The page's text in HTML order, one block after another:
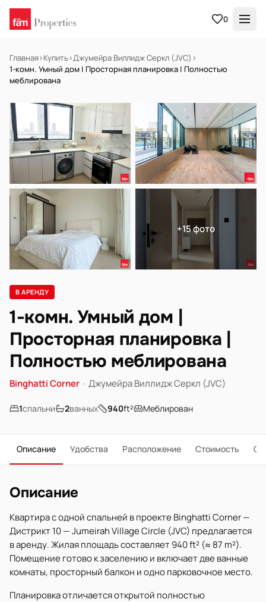
0
Главная›Купить›Джумейра Виллидж Серкл (JVC) ›
1-комн. Умный дом | Просторная планировка | Полностью
меблирована
В АРЕНДУ Готов к заселению
+15 фото
В АРЕНДУ
1-комн. Умный дом |
Просторная планировка |
Полностью меблирована
Binghatti Corner · Джумейра Виллидж Серкл (JVC)
1спальни 2ванных 940ft² Меблирован
Описание Удобства Расположение Стоимость О
Описание
Квартира с одной спальней в проекте Binghatti Corner —
Дистрикт 10 — Jumeirah Village Circle (JVC) предлагается
в аренду. Жилая площадь составляет 940 ft² (≈ 87 m²).
Помещение готово к заселению и включает две ванные
комнаты, просторный балкон и одно парковочное место.
Планировка отличается открытой полностью